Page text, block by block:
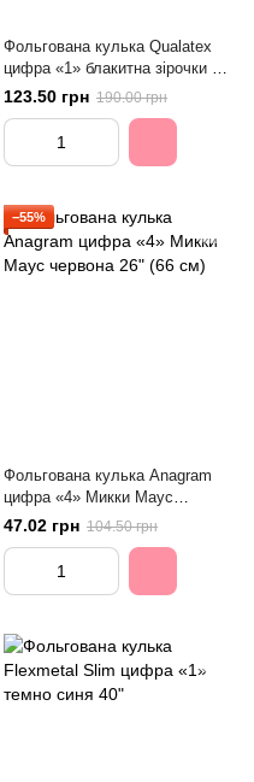
Фольгована кулька Qualatex
цифра «1» блакитна зірочки 40"
(100 см)
123.50 грн 190.00 грн
−55%
Фольгована кулька Anagram
цифра «4» Микки Маус
червона 26" (66 см)
47.02 грн 104.50 грн